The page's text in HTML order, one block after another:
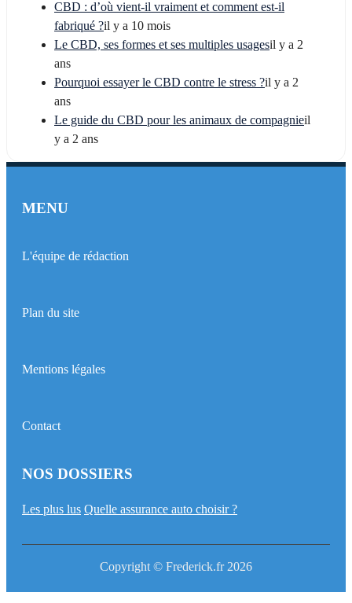
CBD : d’où vient-il vraiment et comment est-il
fabriqué ?il y a 10 mois
Le CBD, ses formes et ses multiples usagesil y a 2
ans
Pourquoi essayer le CBD contre le stress ?il y a 2
ans
Le guide du CBD pour les animaux de compagnieil
y a 2 ans
MENU
L'équipe de rédaction
Plan du site
Mentions légales
Contact
NOS DOSSIERS
Les plus lus Quelle assurance auto choisir ?
Copyright © Frederick.fr 2026